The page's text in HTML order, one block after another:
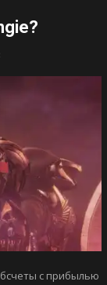
с прибылью